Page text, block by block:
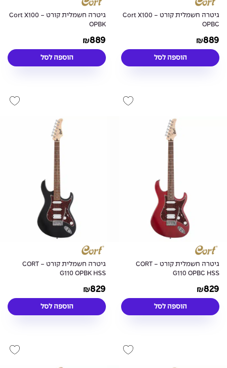
גיטרה חשמלית קורט - Cort X100
OPBC
₪889
הוספה לסל
גיטרה חשמלית קורט - Cort X100
OPBK
₪889
הוספה לסל
גיטרה חשמלית קורט - CORT
G110 OPBC HSS
₪829
הוספה לסל
גיטרה חשמלית קורט - CORT
G110 OPBK HSS
₪829
הוספה לסל